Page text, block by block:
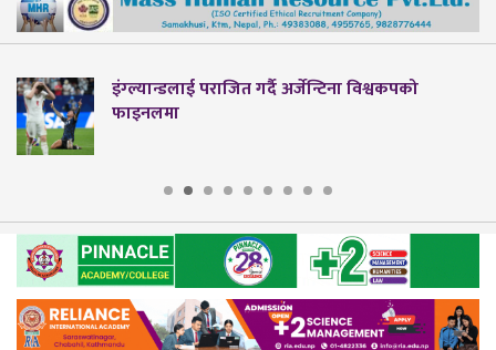
इंग्ल्यान्डलाई पराजित गर्दै अर्जेन्टिना विश्वकपको
फाइनलमा